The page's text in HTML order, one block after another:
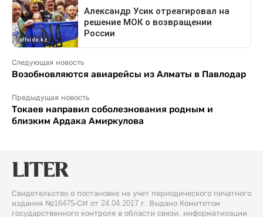
Следующая новость
Возобновляются авиарейсы из Алматы в Павлодар
Предыдущая новость
Токаев направил соболезнования родным и
близким Ардака Амиркулова
Свидетельство о постановке на учет периодического печатного
издания №16475-СИ от 24.04.2017 г. Выдано Комитетом
государственного контроля в области связи, информатизации